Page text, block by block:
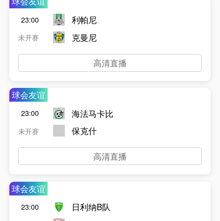
23:00
未开赛
利帕尼
克曼尼
高清直播
球会友谊
23:00
未开赛
海法马卡比
保克什
高清直播
球会友谊
23:00
日利纳B队